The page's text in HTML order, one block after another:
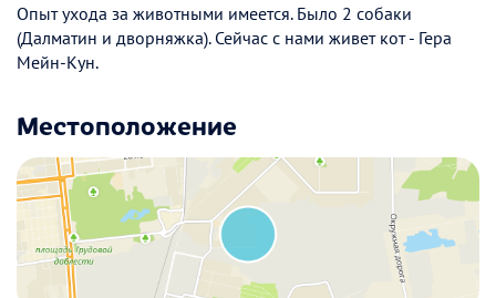
Опыт ухода за животными имеется. Было 2 собаки
(Далматин и дворняжка). Сейчас с нами живет кот - Гера
Мейн-Кун.
Местоположение